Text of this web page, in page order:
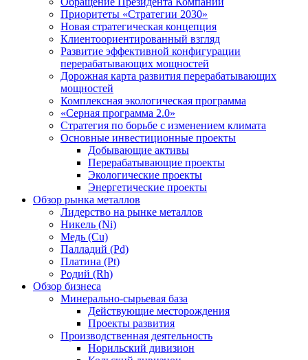
Приоритеты «Стратегии 2030»
Новая стратегическая концепция
Клиентоориентированный взгляд
Развитие эффективной конфигурации
перерабатывающих мощностей
Дорожная карта развития перерабатывающих
мощностей
Комплексная экологическая программа
«Серная программа 2.0»
Стратегия по борьбе с изменением климата
Основные инвестиционные проекты
Добывающие активы
Перерабатывающие проекты
Экологические проекты
Энергетические проекты
Обзор рынка металлов
Лидерство на рынке металлов
Никель (Ni)
Медь (Cu)
Палладий (Pd)
Платина (Pt)
Родий (Rh)
Обзор бизнеса
Минерально-сырьевая база
Действующие месторождения
Проекты развития
Производственная деятельность
Норильский дивизион